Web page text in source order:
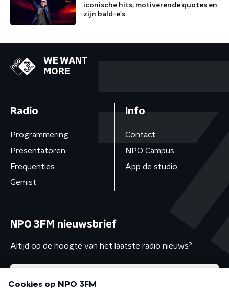
iconische hits, motiverende quotes en
zijn bald-e's
WE WANT
MORE
Radio
Programmering
Presentatoren
Frequenties
Gemist
Info
Contact
NPO Campus
App de studio
NPO 3FM nieuwsbrief
Altijd op de hoogte van het laatste radio nieuws?